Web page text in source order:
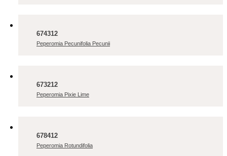
674312
Peperomia Pecunifolia Pecunii
673212
Peperomia Pixie Lime
678412
Peperomia Rotundifolia